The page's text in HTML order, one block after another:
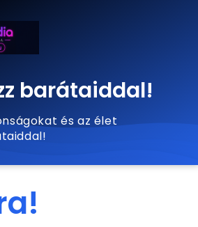
barátaiddal!
és az élet